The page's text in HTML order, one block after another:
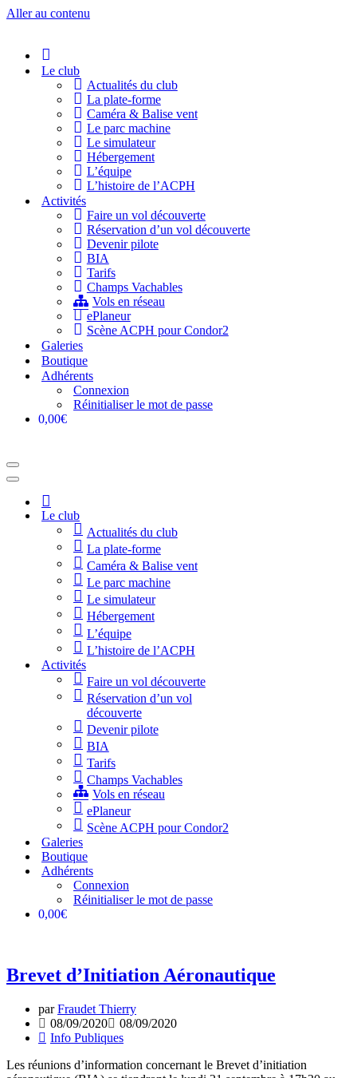
Aller au contenu
Le club
Actualités du club
La plate-forme
Caméra & Balise vent
Le parc machine
Le simulateur
Hébergement
L’équipe
L’histoire de l’ACPH
Activités
Faire un vol découverte
Réservation d’un vol découverte
Devenir pilote
BIA
Tarifs
Champs Vachables
Vols en réseau
ePlaneur
Scène ACPH pour Condor2
Galeries
Boutique
Adhérents
Connexion
Réinitialiser le mot de passe
0,00€
Menu
de
navigation
Menu
navigationAccueil
Le club
Actualités du club
La plate-forme
Caméra & Balise vent
Le parc machine
Le simulateur
Hébergement
L’équipe
L’histoire de l’ACPH
Activités
Faire un vol découverte
Réservation d’un vol
découverte
Devenir pilote
BIA
Tarifs
Champs Vachables
Vols en réseau
ePlaneur
Scène ACPH pour Condor2
Galeries
Boutique
Adhérents
Connexion
Réinitialiser le mot de passe
0,00€
Brevet d’Initiation Aéronautique
parFraudet Thierry
08/09/2020
08/09/2020
Info Publiques
Les réunions d’information concernant le Brevet d’initiation